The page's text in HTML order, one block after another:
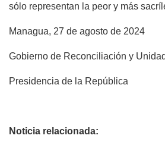
sólo representan la peor y más
Managua, 27 de agosto de 2024
Gobierno de Reconciliación y
Presidencia de la República
Noticia relacionada: